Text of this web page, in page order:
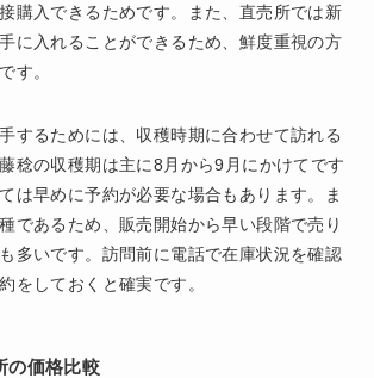
購入できるためです。また、直売所では新
に入れることができるため、鮮度重視の方
す。
するためには、収穫時期に合わせて訪れる
稔の収穫期は主に8月から9月にかけてです
は早めに予約が必要な場合もあります。ま
であるため、販売開始から早い段階で売り
多いです。訪問前に電話で在庫状況を確認
をしておくと確実です。
の価格比較